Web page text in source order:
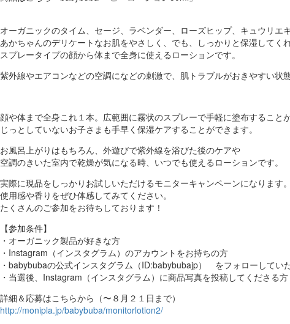
オーガニックのタイム、セージ、ラベンダー、ローズヒップ、キュウリエキ
あかちゃんのデリケートなお肌をやさしく、でも、しっかりと保湿してくれ
スプレータイプの顔から体まで全身に使えるローションです。
紫外線やエアコンなどの空調になどの刺激で、肌トラブルがおきやすい状
顔や体まで全身これ１本。広範囲に霧状のスプレーで手軽に塗布すること
じっとしていないお子さまも手早く保湿ケアすることができます。
お風呂上がりはもちろん、外遊びで紫外線を浴びた後のケアや
空調のきいた室内で乾燥が気になる時、いつでも使えるローションです。
実際に現品をしっかりお試しいただけるモニターキャンペーンになります。
使用感や香りをぜひ体感してみてください。
たくさんのご参加をお待ちしております！
【参加条件】
・オーガニック製品が好きな方
・Instagram（インスタグラム）のアカウントをお持ちの方
・babybubaの公式インスタグラム（ID:babybubajp） をフォローしてい
・当選後、Instagram（インスタグラム）に商品写真を投稿してくださる方
詳細＆応募はこちらから（〜８月２１日まで）
http://monipla.jp/babybuba/monitorlotion2/